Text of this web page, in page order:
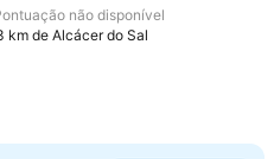
não disponível
km de Alcácer do Sal